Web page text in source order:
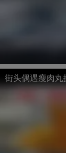
街头偶遇瘦肉丸